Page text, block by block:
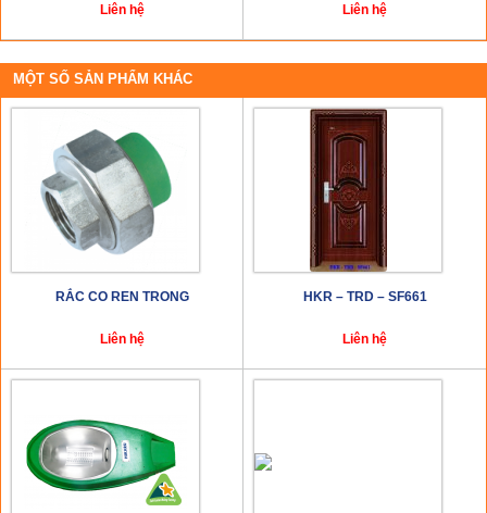
Liên hệ Liên hệ
MỘT SỐ SẢN PHẨM KHÁC
RẮC CO REN TRONG
Liên hệ
HKR – TRD – SF661
Liên hệ